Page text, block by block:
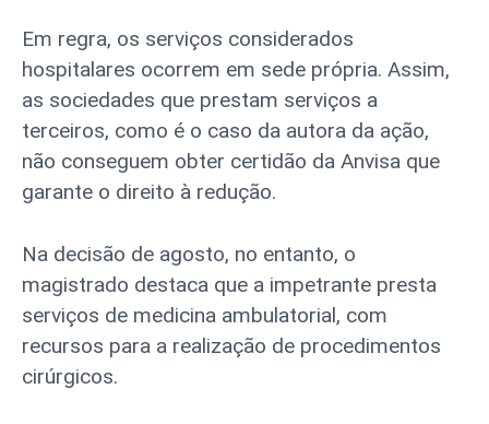
Em regra, os serviços considerados
hospitalares ocorrem em sede própria. Assim,
as sociedades que prestam serviços a
terceiros, como é o caso da autora da ação,
não conseguem obter certidão da Anvisa que
garante o direito à redução.
Na decisão de agosto, no entanto, o
magistrado destaca que a impetrante presta
serviços de medicina ambulatorial, com
recursos para a realização de procedimentos
cirúrgicos.